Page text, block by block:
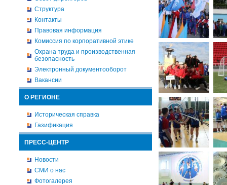
Структура
Контакты
Правовая информация
Комиссия по корпоративной этике
Охрана труда и производственная
безопасность
Электронный документооборот
Вакансии
О РЕГИОНЕ
Историческая справка
Газификация
ПРЕСС-ЦЕНТР
Новости
СМИ о нас
Фотогалерея